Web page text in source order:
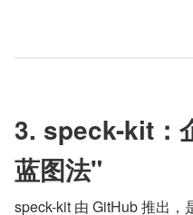
3. speck-kit：
蓝图法"
speck-kit 由 GitHub 推出